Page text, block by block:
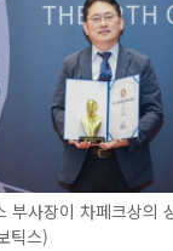
사장이 차페크상의
틱스)